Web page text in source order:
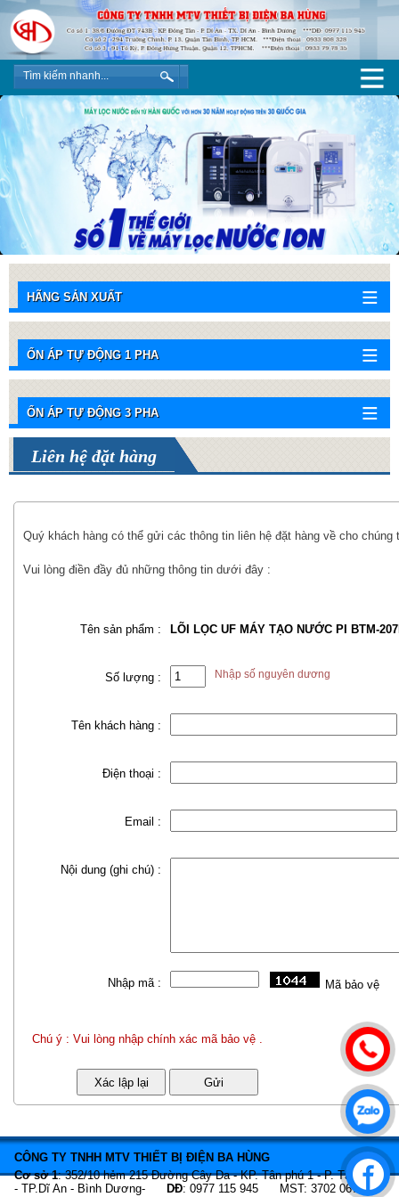
HÃNG SẢN XUẤT
ỔN ÁP TỰ ĐỘNG 1 PHA
ỔN ÁP TỰ ĐỘNG 3 PHA
Liên hệ đặt hàng
Quý khách hàng có thể gửi các thông tin liên hệ đặt hàng về cho chúng
Vui lòng điền đầy đủ những thông tin dưới đây :
Tên sản phẩm : LÕI LỌC UF MÁY TẠO NƯỚC PI BTM-
Số lượng : Nhập số nguyên dương
Tên khách hàng :
Điện thoại :
Email :
Nội dung (ghi chú) :
Nhập mã : Mã bảo vệ
Chú ý : Vui lòng nhập chính xác mã bảo vệ .
CÔNG TY TNHH MTV THIẾT BỊ ĐIỆN BA HÙNG
Cơ sở 1: 352/10 hẻm 215 Đường Cây Da - KP. Tân phú 1 - P. Tân Bình
- TP.Dĩ An - Bình Dương-
DĐ: 0977 115 945 MST: 3702 067 466